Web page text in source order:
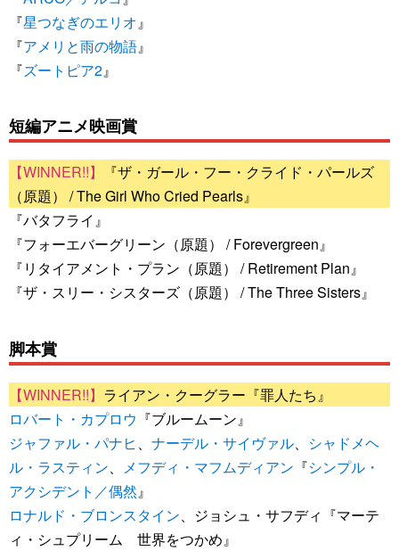
『星つなぎのエリオ』
『アメリと雨の物語』
『ズートピア2』
短編アニメ映画賞
『ザ・ガール・フー・クライド・パールズ
（原題） / The Girl Who Cried Pearls』
『バタフライ』
『フォーエバーグリーン（原題） / Forevergreen』
『リタイアメント・プラン（原題） / Retirement Plan』
『ザ・スリー・シスターズ（原題） / The Three Sisters』
脚本賞
ライアン・クーグラー『罪人たち』
ロバート・カプロウ 『ブルームーン』
ジャファル・パナヒ、 ナーデル・サイヴァル、 シャドメヘ
ル・ラスティン、 メフディ・マフムディアン 『シンプル・
アクシデント／偶然』
ロナルド・ブロンスタイン、ジョシュ・サフディ『マーテ
ィ・シュプリーム 世界をつかめ』